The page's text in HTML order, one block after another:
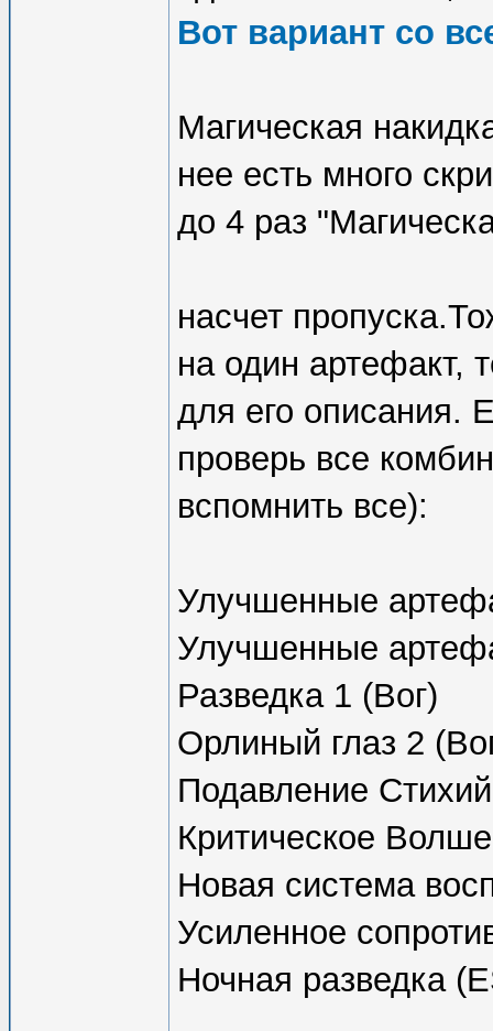
Вот вариант со
Магическая
нее есть много
до 4 раз
насчет
на один артефакт,
для его описания.
проверь все
вспомнить все):
Улучшенные
Улучшенные
Разведка 1 (Вог)
Орлиный глаз 2
Подавление
Критическое
Новая система
Усиленное
Ночная разведка